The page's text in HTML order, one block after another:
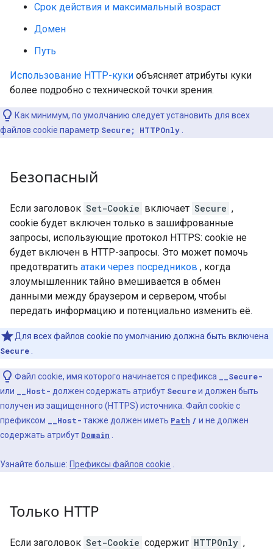
Срок действия и максимальный возраст
Домен
Путь
Использование HTTP-куки объясняет атрибуты куки
более подробно с технической точки зрения.
Как минимум, по умолчанию следует установить для всех
файлов cookie параметр Secure; HTTPOnly
Безопасный
Если заголовок Set-Cookie включает Secure ,
cookie будет включен только в зашифрованные
запросы, использующие протокол HTTPS: cookie не
будет включен в HTTP-запросы. Это может помочь
предотвратить атаки через посредников , когда
злоумышленник тайно вмешивается в обмен
данными между браузером и сервером, чтобы
передать информацию и потенциально изменить её.
Для всех файлов cookie по умолчанию должна быть включена
Secure
Файл cookie, имя которого начинается с префикса
__Secure-
или
__Host- должен содержать атрибут Secureи должен быть
получен из защищенного (HTTPS) источника. Файл cookie с
префиксом
__Host- также должен иметь Path / и не должен
содержать атрибут Domain
Узнайте больше: Префиксы файлов cookie
Только HTTP
Если заголовок Set-Cookie содержит HTTPOnly ,